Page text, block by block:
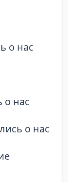
о нас
о нас
о нас